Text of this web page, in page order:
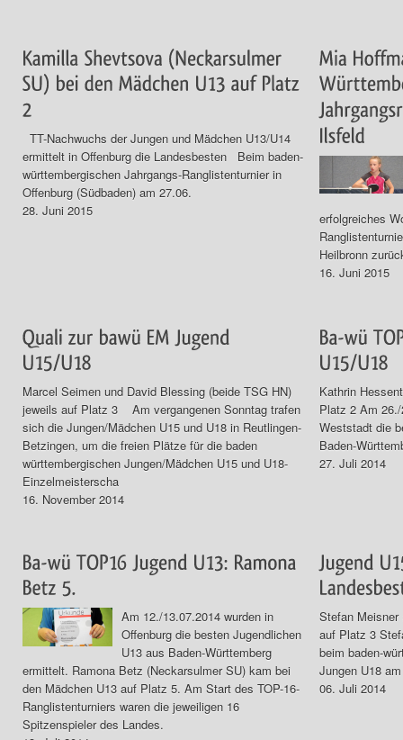
TT-Nachwuchs der Jungen und Mädchen U13/U14
ermittelt in Offenburg die Landesbesten Beim baden-
württembergischen Jahrgangs-Ranglistenturnier in
Offenburg (Südbaden) am 27.06.
28. Juni 2015
erfolgreiches
Heilbronn
16. Juni 2015
Marcel Seimen und David Blessing (beide TSG HN)
jeweils auf Platz 3 Am vergangenen Sonntag trafen
sich die Jungen/Mädchen U15 und U18 in Reutlingen-
Betzingen, um die freien Plätze für die baden
württembergischen Jungen/Mädchen U15 und U18-
Einzelmeisterscha
16. November 2014
Kathrin
Platz 2 Am
Weststadt die
Baden-
27. Juli 2014
Am 12./13.07.2014 wurden in
Offenburg die besten Jugendlichen
U13 aus Baden-Württemberg
ermittelt. Ramona Betz (Neckarsulmer SU) kam bei
den Mädchen U13 auf Platz 5. Am Start des TOP-16-
Ranglistenturniers waren die jeweiligen 16
Spitzenspieler des Landes.
Stefan Meisner
auf Platz 3
beim baden-
Jungen U18
06. Juli 2014